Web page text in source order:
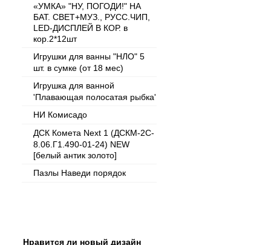
«УМКА» "НУ, ПОГОДИ!" НА
БАТ. СВЕТ+МУЗ., РУСС.ЧИП,
LED-ДИСПЛЕЙ В КОР. в
кор.2*12шт
Игрушки для ванны "НЛО" 5
шт. в сумке (от 18 мес)
Игрушка для ванной
'Плавающая полосатая рыбка'
НИ Комисадо
ДСК Комета Next 1 (ДСКМ-2C-
8.06.Г1.490-01-24) NEW
[белый антик золото]
Пазлы Наведи порядок
Нравится ли новый дизайн